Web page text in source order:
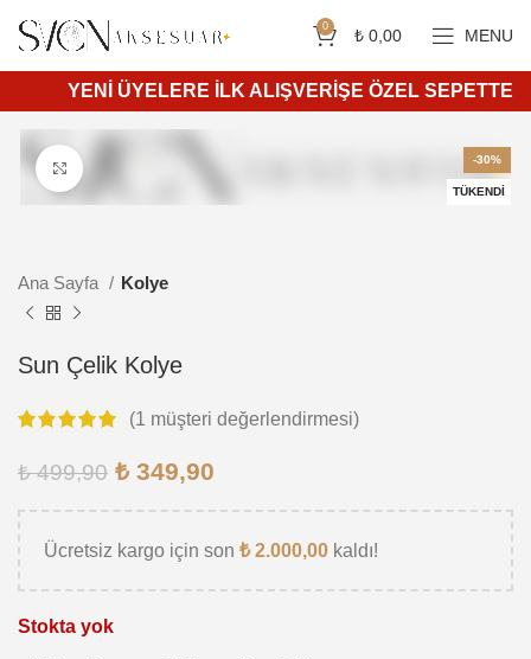
0 ₺ 0,00 MENU
YENİ ÜYELERE İLK ALIŞVERİŞE ÖZEL SEPETTE
-30%
TÜKENDI
Ana Sayfa Kolye
Sun Çelik Kolye
(1 müşteri değerlendirmesi)
₺499,90 ₺ 349,90
Ücretsiz kargo için son ₺2.000,00 kaldı!
Stokta yok
Siparişleriniz 4 iş günü içerisinde kargoya teslim edilir. 750 ₺ ve üzeri ücretsiz kargo.